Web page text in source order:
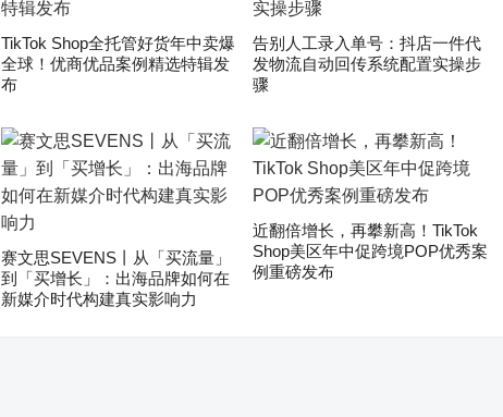
TikTok Shop全托管好货年中卖爆
全球！优商优品案例精选特辑发
布
告别人工录入单号：抖店一件代
发物流自动回传系统配置实操步
骤
赛文思SEVENS丨从「买流量」
到「买增长」：出海品牌如何在
新媒介时代构建真实影响力
近翻倍增长，再攀新高！TikTok
Shop美区年中促跨境POP优秀案
例重磅发布